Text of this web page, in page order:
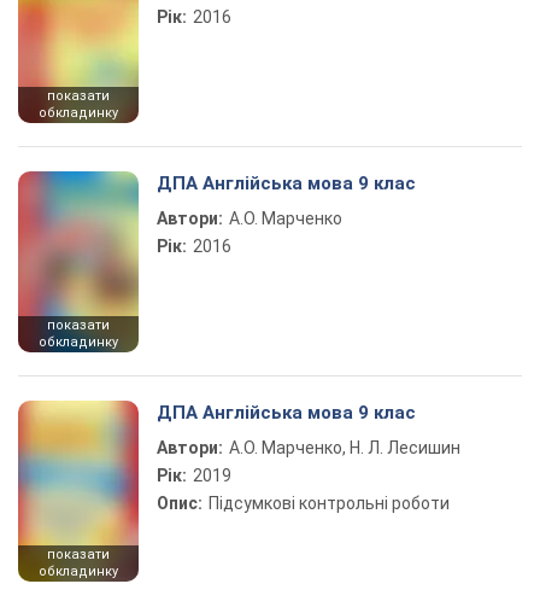
показати
обкладинку
Рік: 2016
показати
обкладинку
ДПА Англійська мова 9 клас
Автори: А.О. Марченко
Рік: 2016
показати
обкладинку
ДПА Англійська мова 9 клас
Автори: А.О. Марченко, Н. Л. Лесишин
Рік: 2019
Опис: Підсумкові контрольні роботи